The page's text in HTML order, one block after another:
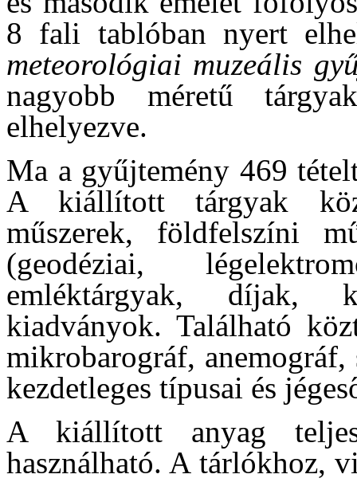
8 fali tablóban nyert
meteorológiai muzeális
nagyobb méretű
elhelyezve.
Ma a gyűjtemény 469
A kiállított tárgyak
műszerek, földfelszíni
(geodéziai,
emléktárgyak, díjak,
kiadványok. Található
mikrobarográf, anemográf,
kezdetleges típusai és
A kiállított anyag teljes
használható. A tárlókhoz,